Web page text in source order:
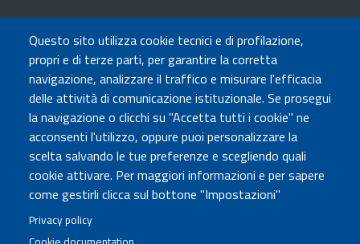
Questo sito utilizza cookie tecnici e di profilazione,
propri e di terze parti, per garantire la corretta
navigazione, analizzare il traffico e misurare l'efficacia
delle attività di comunicazione istituzionale. Se prosegui
la navigazione o clicchi su "Accetta tutti i cookie" ne
acconsenti l'utilizzo, oppure puoi personalizzare la
scelta salvando le tue preferenze e scegliendo quali
cookie attivare. Per maggiori informazioni e per sapere
come gestirli clicca sul bottone "Impostazioni"
Privacy policy
TRASPARENZA
Amministrazione Trasparente
Atti di notifica
Albo online
Concorsi
COMUNICA CON NOI
Urp
Posta elettronica certificata
Sedi e contatti